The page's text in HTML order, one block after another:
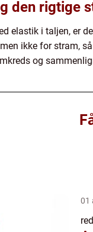
den rigtige
elastik i taljen, er
ikke for stram,
og
01